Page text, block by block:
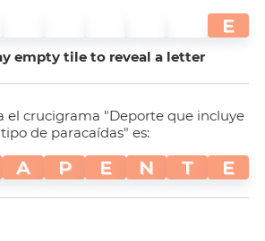
E
empty tile to reveal a letter
el crucigrama "Deporte que incluye
de paracaídas" es:
A P E N T E